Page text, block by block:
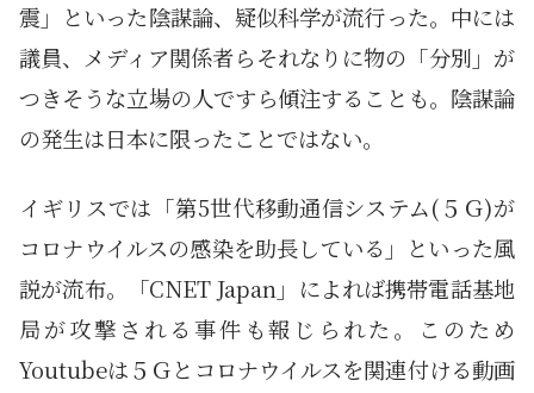
震」といった陰謀論、疑似科学が流行った。中には
議員、メディア関係者らそれなりに物の「分別」が
つきそうな立場の人ですら傾注することも。陰謀論
の発生は日本に限ったことではない。
イギリスでは「第5世代移動通信システム(５Ｇ)が
コロナウイルスの感染を助長している」といった風
説が流布。「CNET Japan」によれば携帯電話基地
局が攻撃される事件も報じられた。このため
Youtubeは５Ｇとコロナウイルスを関連付ける動画